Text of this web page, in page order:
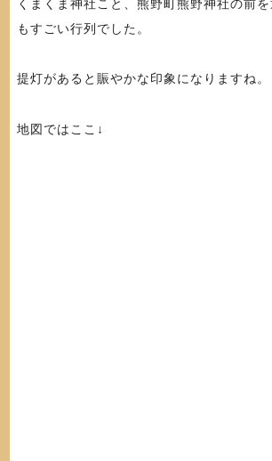
くまくま神社こと、熊野町熊野神社の前
もすごい行列でした。
提灯があると賑やかな印象になりますね。
地図ではここ↓